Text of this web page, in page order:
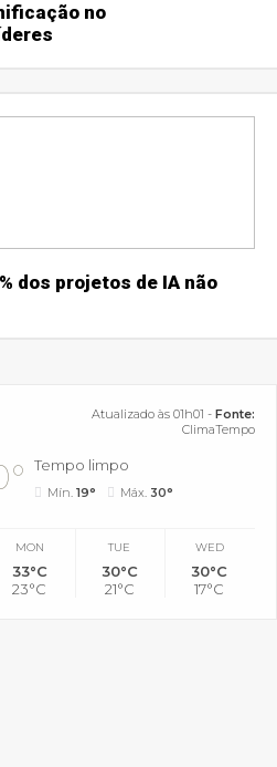
no
dos projetos de IA não
Atualizado às 01h01 - Fonte:
ClimaTempo
Tempo limpo
Mín.19° Máx. 30°
MON
33°C
23°C
TUE
30°C
21°C
WED
30°C
17°C